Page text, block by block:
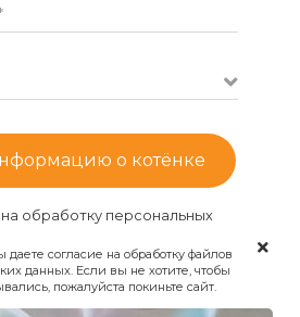
о котёнке
обработку персональных
согласие на обработку файлов
данных. Если вы не хотите, чтобы
пожалуйста покиньте сайт.